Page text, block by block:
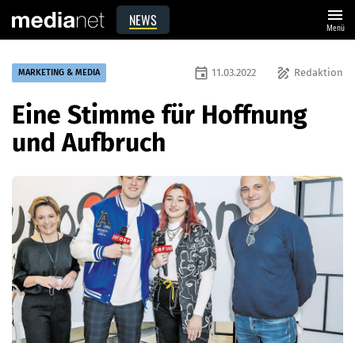
NEWS menu
Menü
MARKETING & MEDIA draw Redaktion
event 11.03.2022
Eine Stimme für Hoffnung
und Aufbruch